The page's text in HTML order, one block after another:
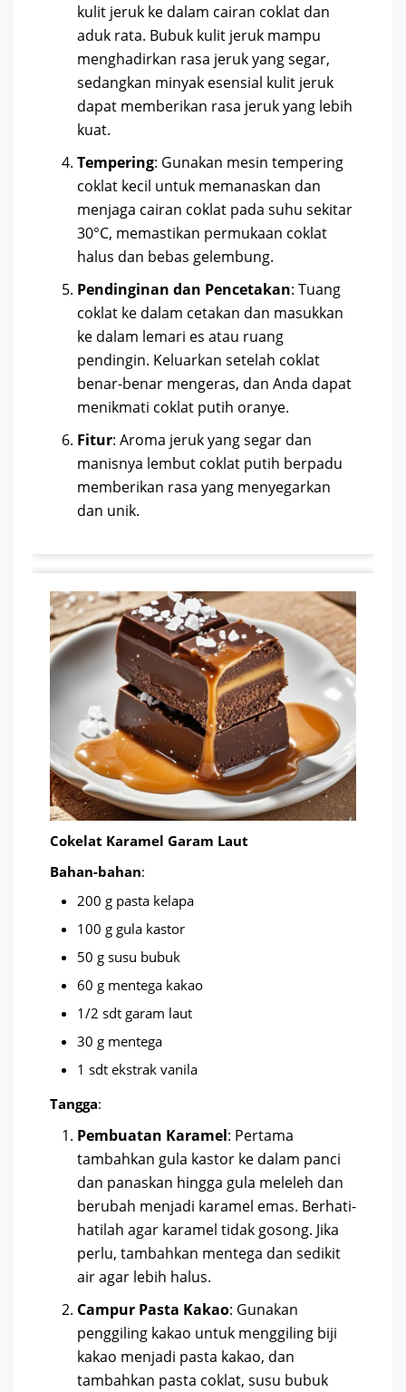
kulit jeruk ke dalam cairan coklat dan
aduk rata. Bubuk kulit jeruk mampu
menghadirkan rasa jeruk yang segar,
sedangkan minyak esensial kulit jeruk
dapat memberikan rasa jeruk yang lebih
kuat.
Tempering: Gunakan mesin tempering
coklat kecil untuk memanaskan dan
menjaga cairan coklat pada suhu sekitar
30°C, memastikan permukaan coklat
halus dan bebas gelembung.
Pendinginan dan Pencetakan: Tuang
coklat ke dalam cetakan dan masukkan
ke dalam lemari es atau ruang
pendingin. Keluarkan setelah coklat
benar-benar mengeras, dan Anda dapat
menikmati coklat putih oranye.
Fitur: Aroma jeruk yang segar dan
manisnya lembut coklat putih berpadu
memberikan rasa yang menyegarkan
dan unik.
Cokelat Karamel Garam Laut
Bahan-bahan:
200 g pasta kelapa
100 g gula kastor
50 g susu bubuk
60 g mentega kakao
1/2 sdt garam laut
30 g mentega
1 sdt ekstrak vanila
Tangga:
Pembuatan Karamel: Pertama
tambahkan gula kastor ke dalam panci
dan panaskan hingga gula meleleh dan
berubah menjadi karamel emas. Berhati-
hatilah agar karamel tidak gosong. Jika
perlu, tambahkan mentega dan sedikit
air agar lebih halus.
Campur Pasta Kakao: Gunakan
penggiling kakao untuk menggiling biji
kakao menjadi pasta kakao, dan
tambahkan pasta coklat, susu bubuk